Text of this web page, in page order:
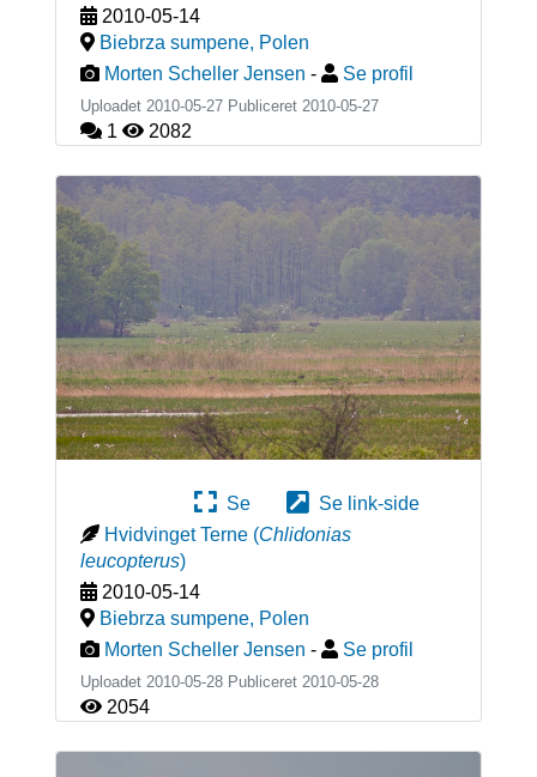
2010-05-14
Biebrza sumpene, Polen
Morten Scheller Jensen - Se profil
Uploadet 2010-05-27 Publiceret 2010-05-27
1 2082
Se
Se link-side
Hvidvinget Terne (Chlidonias
leucopterus)
2010-05-14
Biebrza sumpene, Polen
Morten Scheller Jensen - Se profil
Uploadet 2010-05-28 Publiceret 2010-05-28
2054